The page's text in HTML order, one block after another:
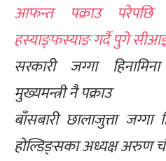
आफन्त पक्राउ परेपछि
हस्याङ्फस्याङ गर्दै पुगे
सरकारी जग्गा
मुख्यमन्त्री नै पक्राउ
बाँसबारी छालाजुत्ता जग्गा
होल्डिङ्सका अध्यक्ष अरुण